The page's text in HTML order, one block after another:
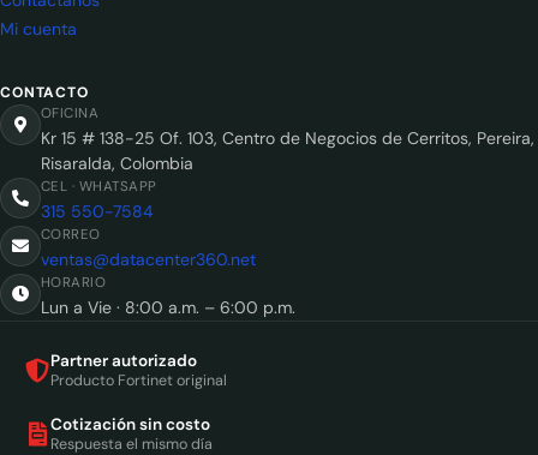
Mi cuenta
CONTACTO
OFICINA
Kr 15 # 138-25 Of. 103, Centro de Negocios de Cerritos, Pereira,
Risaralda, Colombia
CEL · WHATSAPP
315 550-7584
CORREO
ventas@datacenter360.net
HORARIO
Lun a Vie · 8:00 a.m. – 6:00 p.m.
Partner autorizado
Producto Fortinet original
Cotización sin costo
Respuesta el mismo día